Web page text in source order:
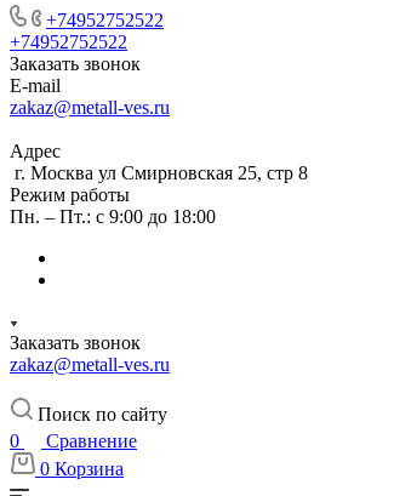
+74952752522
+74952752522
Заказать звонок
E-mail
zakaz@metall-ves.ru
Адрес
г. Москва ул Смирновская 25, стр 8
Режим работы
Пн. – Пт.: с 9:00 до 18:00
Заказать звонок
zakaz@metall-ves.ru
Поиск по сайту
0
Сравнение
0 Корзина